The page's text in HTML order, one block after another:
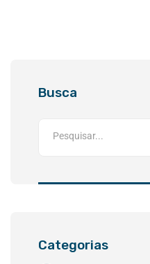
Busca
Categorias